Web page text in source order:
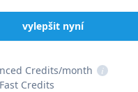
vylepšit nyní
Credits/month
i
Fast Credits